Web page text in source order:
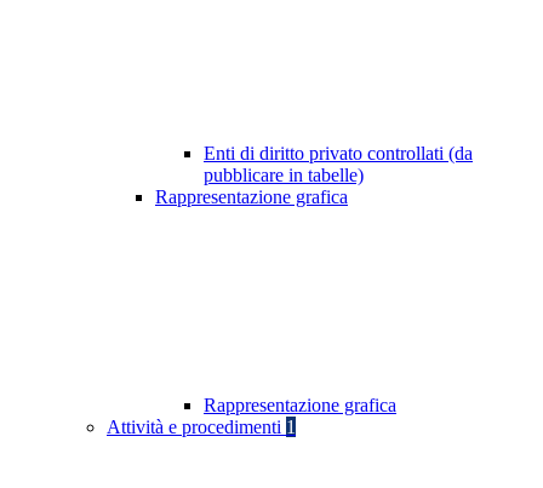
Enti di diritto privato controllati (da
pubblicare in tabelle)
Rappresentazione grafica
Rappresentazione grafica
Attività e procedimenti 1